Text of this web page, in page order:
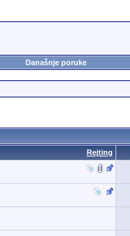
Današnje poruke
Rejting